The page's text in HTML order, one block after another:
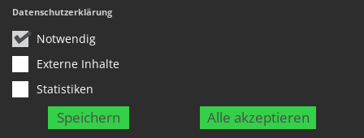
Notwendig
Externe Inhalte
Statistiken
Speichern Alle akzeptieren
Datenschutzerklärung